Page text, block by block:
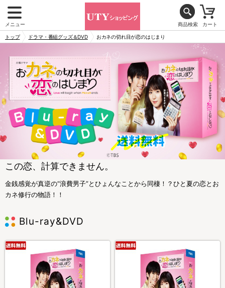
メニュー 商品検索 カート
トップ ドラマ・番組グッズ＆DVD おカネの切れ目が恋のはじまり
この恋、計算できません。
金銭感覚が真逆の“浪費男子”とひょんなことから同棲！？ひと夏の恋とお
カネ修行の物語！！
Blu-ray&DVD